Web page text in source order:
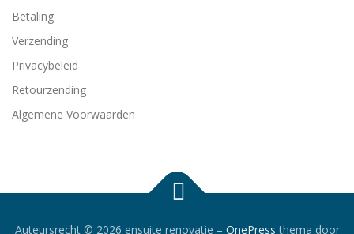
Betaling
Verzending
Privacybeleid
Retourzending
Algemene Voorwaarden
Auteursrecht © 2026 ensuite renovatie – OnePress thema door